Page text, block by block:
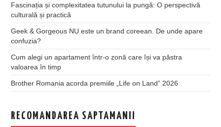
Fascinația și complexitatea tutunului la pungă: O perspectivă
culturală și practică
Geek & Gorgeous NU este un brand coreean. De unde apare
confuzia?
Cum alegi un apartament într-o zonă care își va păstra
valoarea în timp
Brother Romania acorda premiile „Life on Land” 2026
RECOMANDAREA SAPTAMANII